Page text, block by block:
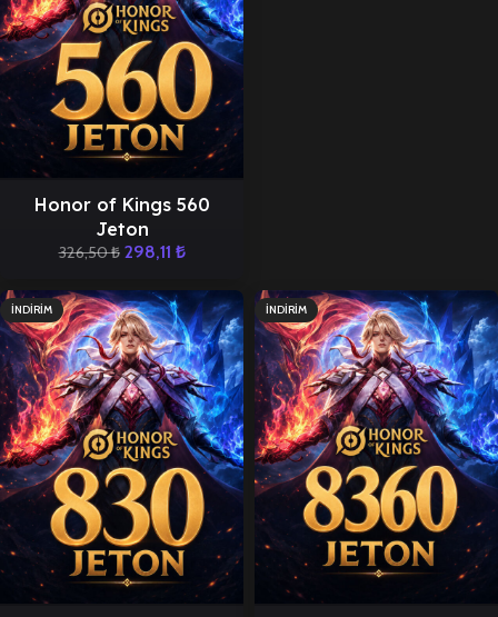
Honor of Kings 560
Jeton
326,50₺ 298,11 ₺
İNDIRIM İNDIRIM